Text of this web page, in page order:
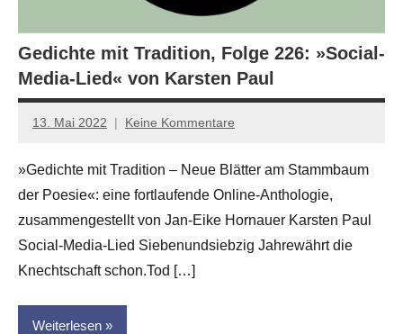
Gedichte mit Tradition, Folge 226: »Social-
Media-Lied« von Karsten Paul
13. Mai 2022
Jan-
Hornauer
für
dasgedichtblog
Keine Kommentare
»Gedichte mit Tradition – Neue Blätter am Stammbaum
der Poesie«: eine fortlaufende Online-Anthologie,
zusammengestellt von Jan-Eike Hornauer Karsten Paul
Social-Media-Lied Siebenundsiebzig Jahrewährt die
Knechtschaft schon.Tod […]
Weiterlesen